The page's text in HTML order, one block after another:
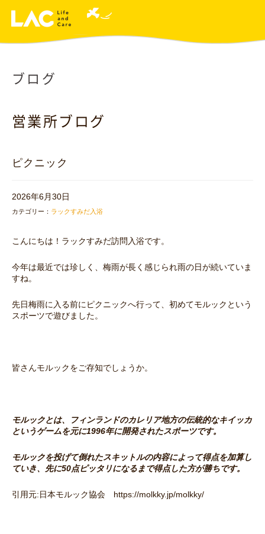
ブログ
営業所ブログ
ピクニック
2026年6月30日
カテゴリー： ラックすみだ入浴
こんにちは！ラックすみだ訪問入浴です。
今年は最近では珍しく、梅雨が長く感じられ雨の日が続いていま
すね。
先日梅雨に入る前にピクニックへ行って、初めてモルックという
スポーツで遊びました。
皆さんモルックをご存知でしょうか。
モルックとは、フィンランドのカレリア地方の伝統的なキイッカ
というゲームを元に1996年に開発されたスポーツです。
モルックを投げて倒れたスキットルの内容によって得点を加算し
ていき、先に50点ピッタリになるまで得点した方が勝ちです。
引用元:日本モルック協会 https://molkky.jp/molkky/